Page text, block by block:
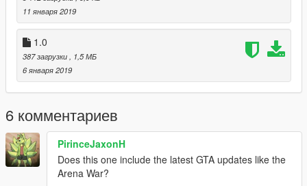
11 января 2019
1.0
387 загрузки
, 1,5 МБ
6 января 2019
6 комментариев
PirinceJaxonH
Does this one include the latest GTA updates like the
Arena War?